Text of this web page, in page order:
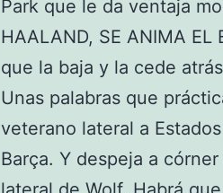
Park que le da ventaja
HAALAND, SE ANIMA EL
que la baja y la cede
Unas palabras que
veterano lateral a
Barça. Y despeja a